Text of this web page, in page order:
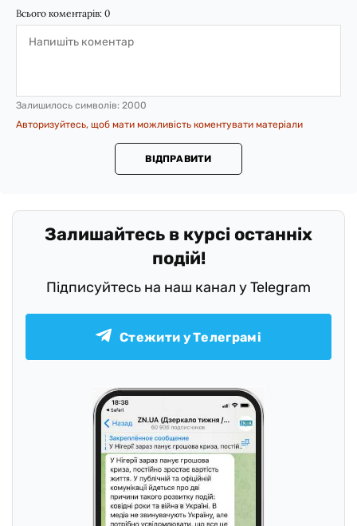
Всього коментарів: 0
Залишилось символів: 2000
Авторизуйтесь, щоб мати можливість коментувати матеріали
ВІДПРАВИТИ
Залишайтесь в курсі останніх
подій!
Підписуйтесь на наш канал у Telegram
Стежити у Телеграмі